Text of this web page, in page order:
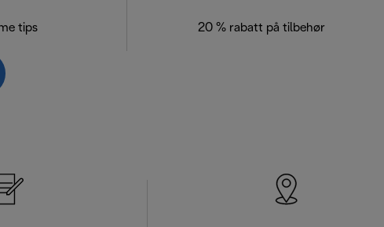
tips 20 % rabatt på tilbehør